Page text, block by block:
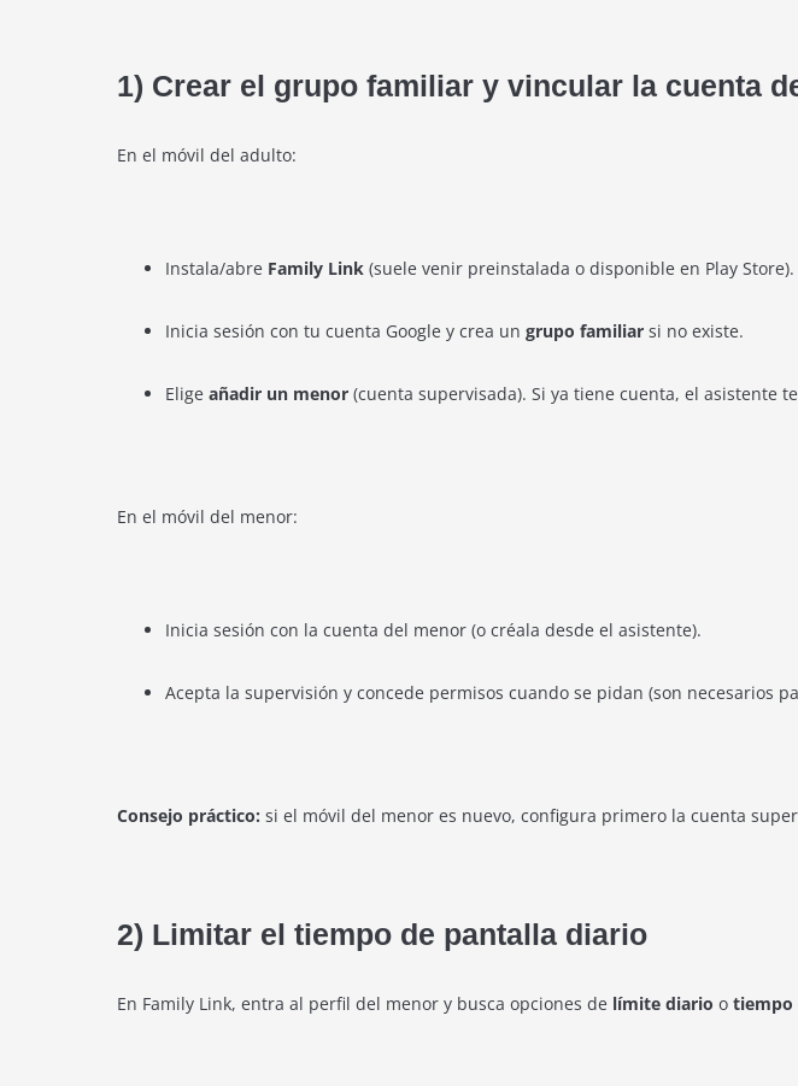
1) Crear el grupo familiar y vincular la cuenta
En el móvil del adulto:
Instala/abre Family Link (suele venir preinstalada o disponible en Play Store).
Inicia sesión con tu cuenta Google y crea un grupo familiar si no existe.
Elige añadir un menor (cuenta supervisada). Si ya tiene cuenta, el asistente
En el móvil del menor:
Inicia sesión con la cuenta del menor (o créala desde el asistente).
Acepta la supervisión y concede permisos cuando se pidan (son necesarios
Consejo práctico: si el móvil del menor es nuevo, configura primero la cuenta
2) Limitar el tiempo de pantalla diario
En Family Link, entra al perfil del menor y busca opciones de límite diario o tiempo